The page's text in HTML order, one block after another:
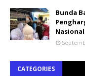
Bunda
Nasional
CATEGORIES